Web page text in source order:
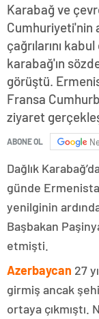
Karabağ ve
Cumhuriyeti'nin
çağrılarını
karabağ'ın
görüştü.
Fransa
ziyaret
ABONE OL
Dağlık
günde
yenilginin
Başbakan
etmişti.
Azerbaycan 27
girmiş ancak
ortaya